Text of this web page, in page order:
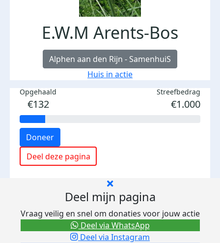
E.W.M Arents-Bos
Alphen aan den Rijn - SamenhuiS
Huis in actie
Opgehaald
€132
Streefbedrag
€1.000
Doneer
Deel deze pagina
Deel mijn pagina
Vraag veilig en snel om donaties voor jouw actie
Deel via Instagram
Deel via WhatsApp